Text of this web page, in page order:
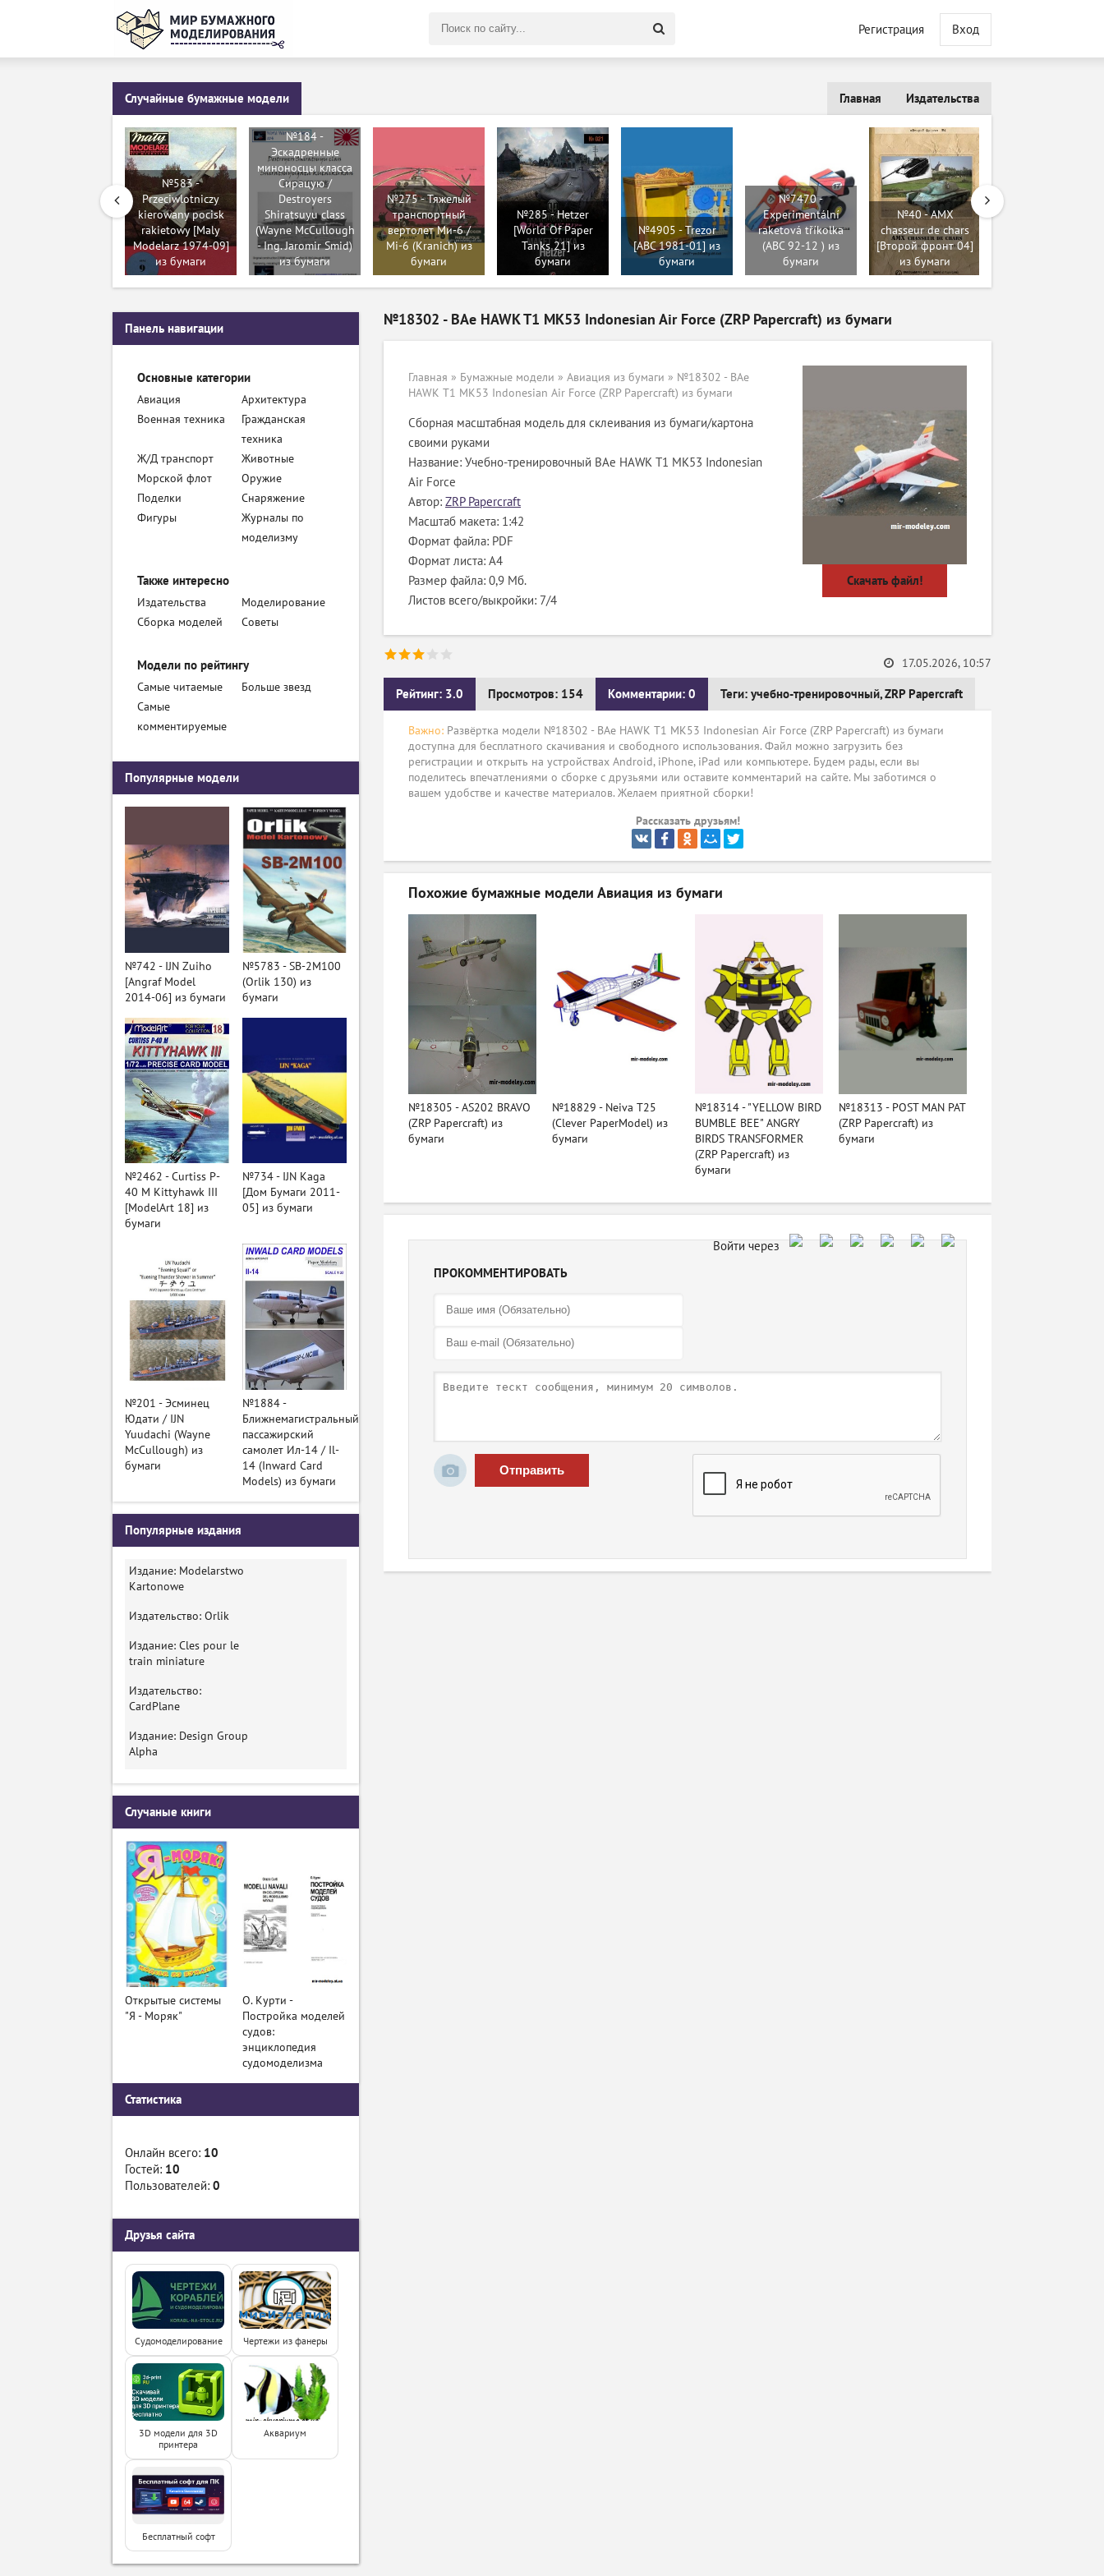
Регистрация Вход
Случайные бумажные модели Издательства
Главная
№583 -
Przeciwlotniczy
kierowany pocisk
rakietowy [Maly
Modelarz 1974-09]
из бумаги
№184 -
Эскадренные
миноносцы класса
Сирацую /
Destroyers
Shiratsuyu class
(Wayne McCullough
- Ing. Jaromir Smid)
из бумаги
№275 - Тяжелый
транспортный
вертолет Ми-6 /
Mi-6 (Kranich) из
бумаги
№285 - Hetzer
[World Of Paper
Tanks 21] из
бумаги
№4905 - Trezor
[ABC 1981-01] из
бумаги
№7470 -
Experimentální
raketová tříkolka
(ABC 92-12 ) из
бумаги
№40 - AMX
chasseur de chars
[Второй фронт 04]
из бумаги
№18302 - BAe HAWK T1 MK53 Indonesian Air Force (ZRP Papercraft) из бумаги
Главная » Бумажные модели » Авиация из бумаги » №18302 - BAe
HAWK T1 MK53 Indonesian Air Force (ZRP Papercraft) из бумаги
Сборная масштабная модель для склеивания из бумаги/картона
своими руками
Название: Учебно-тренировочный BAe HAWK T1 MK53 Indonesian
Air Force
Автор: ZRP Papercraft
Масштаб макета: 1:42
Формат файла: PDF
Формат листа: А4
Размер файла: 0,9 Мб.
Листов всего/выкройки: 7/4
Скачать файл!
Рейтинг: 3.0 Просмотров: 154 Комментарии: 0 Теги: учебно-тренировочный,ZRP Papercraft
17.05.2026, 10:57
Важно: Развёртка модели №18302 - BAe HAWK T1 MK53 Indonesian Air Force (ZRP Papercraft) из бумаги
доступна для бесплатного скачивания и свободного использования. Файл можно загрузить без
регистрации и открыть на устройствах Android, iPhone, iPad или компьютере. Будем рады, если вы
поделитесь впечатлениями о сборке с друзьями или оставите комментарий на сайте. Мы заботимся о
вашем удобстве и качестве материалов. Желаем приятной сборки!
Рассказать друзьям!
Похожие бумажные модели Авиация из бумаги
№18305 - AS202 BRAVO
(ZRP Papercraft) из
бумаги
№18829 - Neiva T25
(Clever PaperModel) из
бумаги
№18314 - "YELLOW BIRD
BUMBLE BEE" ANGRY
BIRDS TRANSFORMER
(ZRP Papercraft) из
бумаги
№18313 - POST MAN PAT
(ZRP Papercraft) из
бумаги
ПРОКОММЕНТИРОВАТЬ
Отправить
Панель навигации
Основные категории
Авиация
Архитектура
Военная техника
Гражданская
техника
Ж/Д транспорт
Животные
Морской флот
Оружие
Поделки
Снаряжение
Фигуры
Журналы по
моделизму
Также интересно
Издательства
Моделирование
Сборка моделей
Советы
Модели по рейтингу
Самые читаемые
Больше звезд
Самые
комментируемые
Популярные модели
№742 - IJN Zuiho
[Angraf Model
2014-06] из бумаги
№5783 - SB-2M100
(Orlik 130) из
бумаги
№2462 - Curtiss P-
40 M Kittyhawk III
[ModelArt 18] из
бумаги
№734 - IJN Kaga
[Дом Бумаги 2011-
05] из бумаги
№201 - Эсминец
Юдати / IJN
Yuudachi (Wayne
McCullough) из
бумаги
№1884 -
Ближнемагистральный
пассажирский
самолет Ил-14 / Il-
14 (Inward Card
Models) из бумаги
Популярные издания
Издание: Modelarstwo
Kartonowe
Издательство: Orlik
Издание: Cles pour le
train miniature
Издательство:
CardPlane
Издание: Design Group
Alpha
Случаные книги
Открытые системы
"Я - Моряк"
О. Курти -
Постройка моделей
судов:
энциклопедия
судомоделизма
Статистика
Онлайн всего: 10
Гостей: 10
Пользователей: 0
Друзья сайта
Судомоделирование Чертежи из фанеры
3D модели для 3D
принтера
Аквариум
Бесплатный софт